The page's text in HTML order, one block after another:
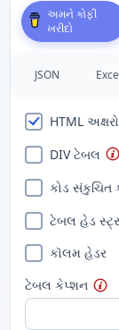
અમને કોફી
ખરીદો
JSON
HTML
DIV ટેબલ
કોડ સંકુચિત
ટેબલ હેડ
કૉલમ હેડર
ટેબલ કેપ્શન